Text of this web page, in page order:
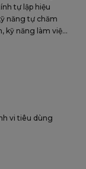
tự lập hiệu
năng tự chăm
kỹ năng làm việc
vi tiêu dùng